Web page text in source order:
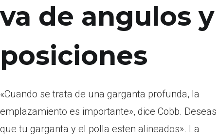
va de angulos y
posiciones
«Cuando se trata de una garganta profunda, la
emplazamiento es importante», dice Cobb. Deseas
que tu garganta y el polla esten alineados». La